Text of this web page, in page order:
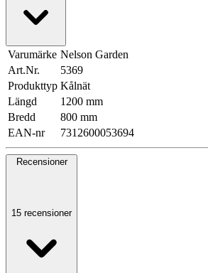
Varumärke Nelson Garden
Art.Nr.
5369
Produkttyp Kålnät
Längd
1200 mm
Bredd
800 mm
EAN-nr
7312600053694
Recensioner
15 recensioner